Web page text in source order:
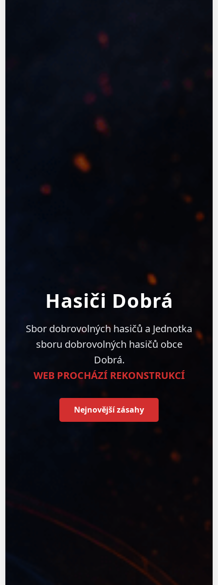
Hasiči Dobrá
Sbor dobrovolných hasičů a Jednotka
sboru dobrovolných hasičů obce
Dobrá.
WEB PROCHÁZÍ REKONSTRUKCÍ
Nejnovější zásahy